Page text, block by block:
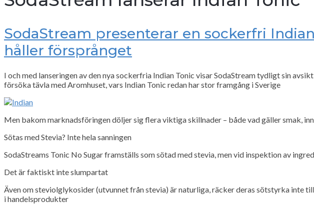
SodaStream presenterar en sockerfri
håller försprånget
I och med lanseringen av den nya sockerfria Indian Tonic visar SodaStream tydligt sin
försöka tävla med Aromhuset, vars Indian Tonic redan har stor framgång i Sverige
Men bakom marknadsföringen döljer sig flera viktiga skillnader – både vad gäller smak,
Sötas med Stevia? Inte hela sanningen
SodaStreams Tonic No Sugar framställs som sötad med stevia, men vid inspektion av
Det är faktiskt inte slumpartat
Även om steviolglykosider (utvunnet från stevia) är naturliga, räcker deras sötstyrka inte
i handelsprodukter